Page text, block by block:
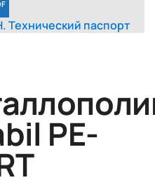
Технический паспорт
PE-